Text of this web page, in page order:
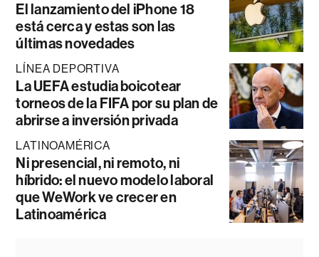
El lanzamiento del iPhone 18
está cerca y estas son las
últimas novedades
LÍNEA DEPORTIVA
La UEFA estudia boicotear
torneos de la FIFA por su plan de
abrirse a inversión privada
LATINOAMÉRICA
Ni presencial, ni remoto, ni
híbrido: el nuevo modelo laboral
que WeWork ve crecer en
Latinoamérica